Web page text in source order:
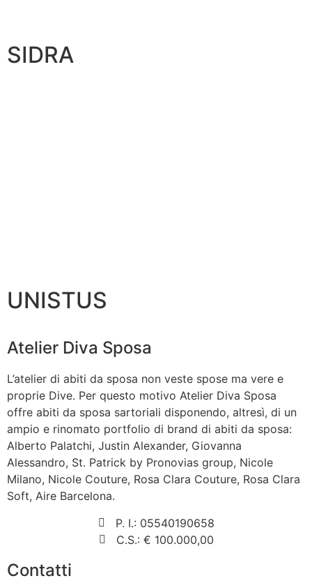
SIDRA
UNISTUS
Atelier Diva Sposa
L’atelier di abiti da sposa non veste spose ma vere e
proprie Dive. Per questo motivo Atelier Diva Sposa
offre abiti da sposa sartoriali disponendo, altresì, di un
ampio e rinomato portfolio di brand di abiti da sposa:
Alberto Palatchi, Justin Alexander, Giovanna
Alessandro, St. Patrick by Pronovias group, Nicole
Milano, Nicole Couture, Rosa Clara Couture, Rosa Clara
Soft, Aire Barcelona.
P. I.: 05540190658
C.S.: € 100.000,00
Contatti